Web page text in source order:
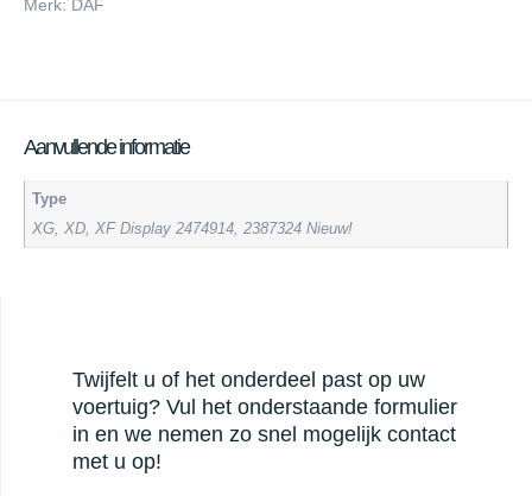
Merk: DAF
Aanvullende informatie
Type
XG, XD, XF Display 2474914, 2387324 Nieuw!
Twijfelt u of het onderdeel past op uw
voertuig? Vul het onderstaande formulier
in en we nemen zo snel mogelijk contact
met u op!